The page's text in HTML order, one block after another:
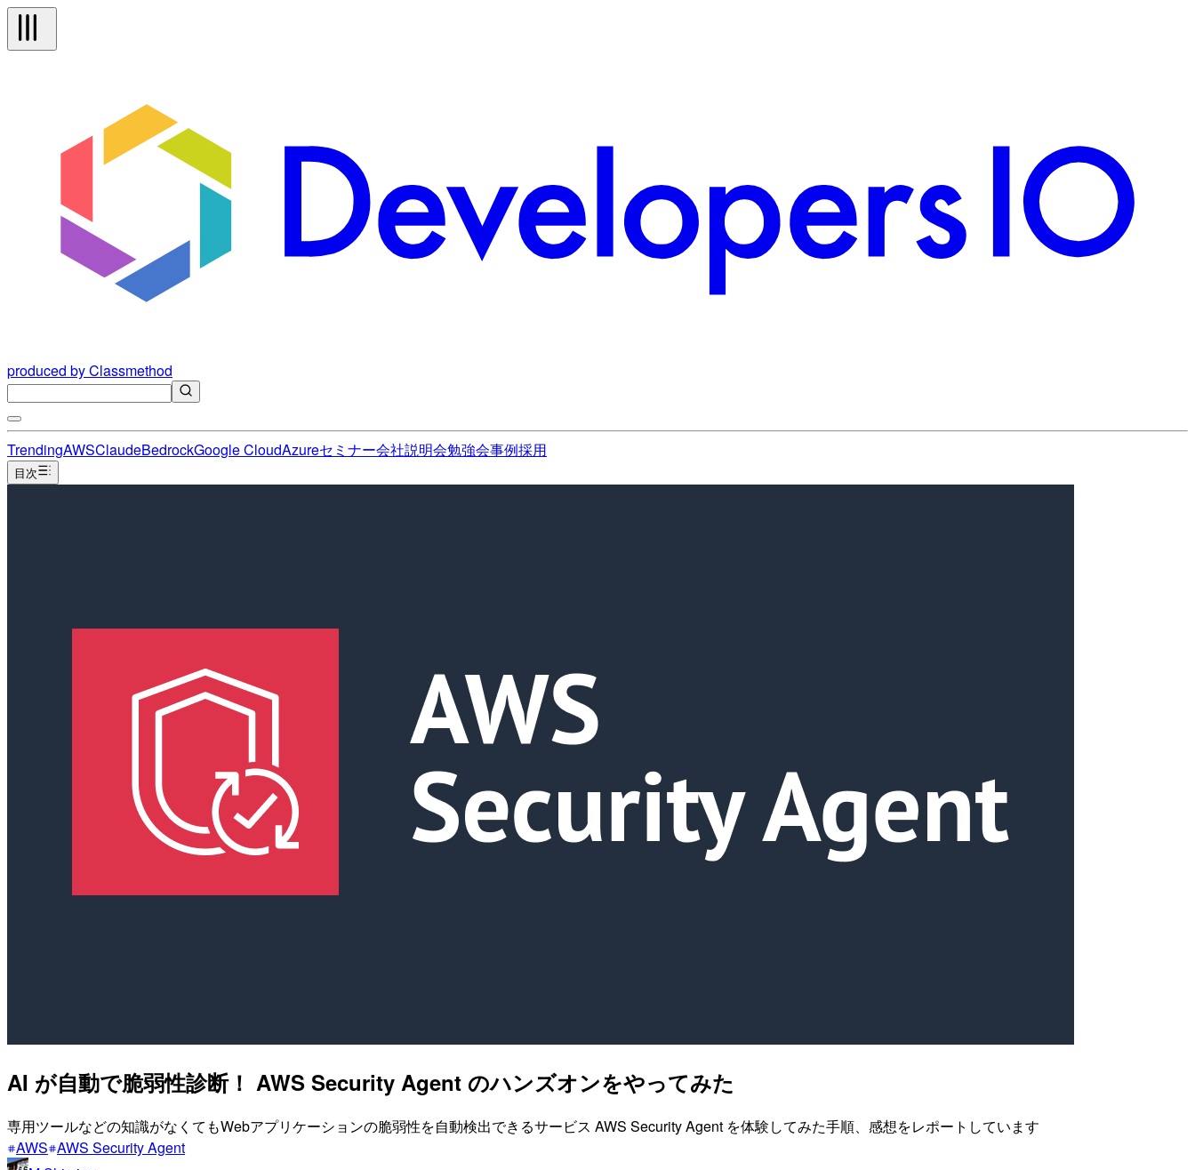
produced by Classmethod
TrendingAWSClaudeBedrockGoogle CloudAzureセミナー会社説明会勉強会事例採用
目次
AI が自動で脆弱性診断！ AWS Security Agent のハンズオンをやってみた
専用ツールなどの知識がなくてもWebアプリケーションの脆弱性を自動検出できるサービス AWS Security Agent を体験してみた手順、感想をレポートしています
AWS AWS Security Agent